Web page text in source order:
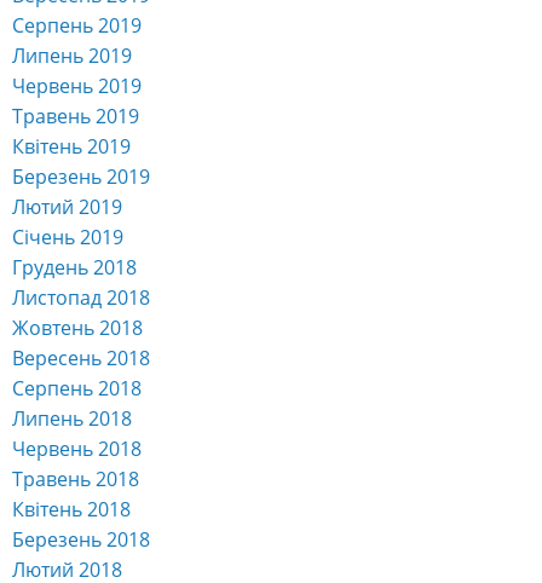
Серпень 2019
Липень 2019
Червень 2019
Травень 2019
Квітень 2019
Березень 2019
Лютий 2019
Січень 2019
Грудень 2018
Листопад 2018
Жовтень 2018
Вересень 2018
Серпень 2018
Липень 2018
Червень 2018
Травень 2018
Квітень 2018
Березень 2018
Лютий 2018